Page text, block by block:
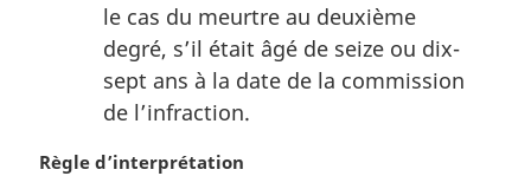
le cas du meurtre au deuxième
degré, s’il était âgé de seize ou dix-
sept ans à la date de la commission
de l’infraction.
N
Règle d’interprétation